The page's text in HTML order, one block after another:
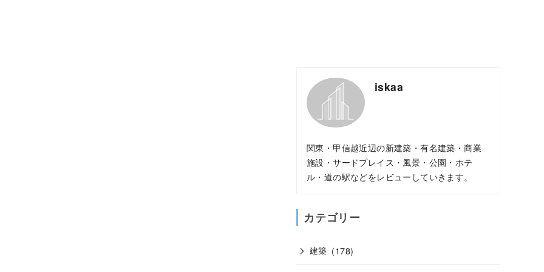
iskaa
関東・甲信越近辺の新建築・有名建築・商業
施設・サードプレイス・風景・公園・ホテ
ル・道の駅などをレビューしていきます。
カテゴリー
建築 (178)